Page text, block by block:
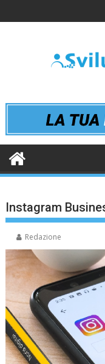
to
Instagram
Redazione